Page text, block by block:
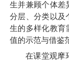
生并兼顾个体差
分层、分类以及
生的多样化教育
值的示范与借鉴
在课堂观摩